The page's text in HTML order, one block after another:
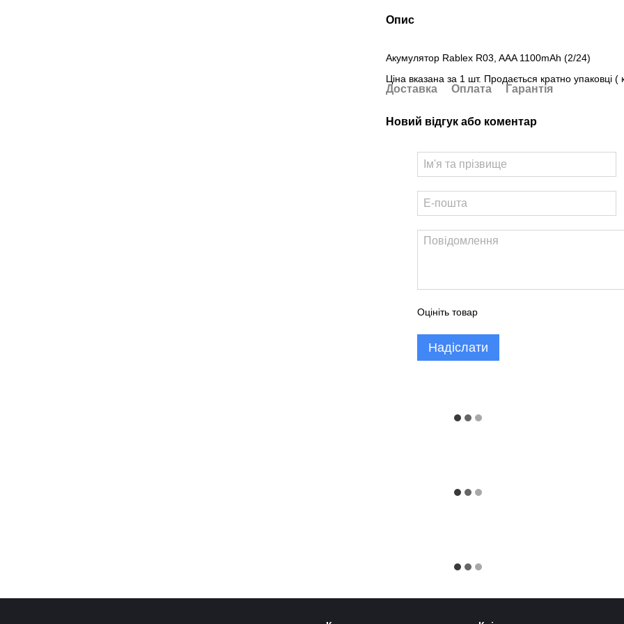
Опис
Акумулятор Rablex R03, AAA 1100mAh (2/24)
Ціна вказана за 1 шт. Продається кратно упаковці (
Доставка Оплата Гарантія
Новий відгук або коментар
Оцініть товар
Надіслати